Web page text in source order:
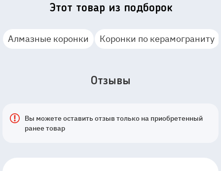
Этот товар из подборок
Алмазные коронки Коронки по керамограниту
Отзывы
Вы можете оставить отзыв только на приобретенный
ранее товар